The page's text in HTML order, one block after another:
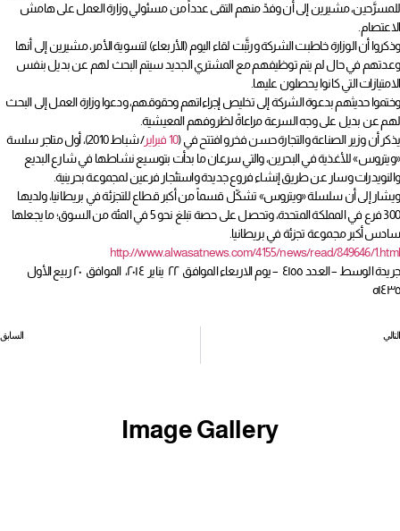
للمسرَّحين، مشيرين إلى أن وفدً منهم التقى عدداً من مسئولي وزارة العمل على هامش
الاعتصام.
وذكروا أن الوزارة خاطبت الشركة ورتَّبت لقاء اليوم (الأربعاء) لتسوية الأمر، مشيرين إلى أنها
وعدتهم في حال لم يتم توظيفهم مع المشتري الجديد سيتم البحث لهم عن بديل بنفس
الامتيازات التي كانوا يحصلون عليها.
وختموا حديثهم بدعوة الشركة إلى تخليص إجراءاتهم وحقوقهم، ودعوا وزارة العمل إلى البحث
لهم عن بديل على وجه السرعة مراعاةً لظروفهم المعيشية.
يذكر أن وزير الصناعة والتجارة حسن فخرو افتتح في (10 فبراير
/ شباط 2010)، أول متاجر سلسة
«ويتروس» للأغذية في البحرين، والتي سرعان ما بدأت بتوسيع نشاطها في شارع البديع
والنويدرات وسار عن طريق إنشاء فروع جديدة واستئجار فرعين لمجموعة بحرينية.
ويشار إلى أن سلسلة «ويتروس» تشكّل قسماً من أكبر قطاع للتجزئة في بريطانيا، ولديها
300 فرع في المملكة المتحدة، وتحصل على حصة تبلغ نحو 5 في المئة من السوق؛ ما يجعلها
سادس أكبر مجموعة تجزئة في بريطانيا.
http://www.alwasatnews.com/4155/news/read/849646/1.html
جريدة الوسط – العدد ٤١٥٥ – يوم الاربعاء الموافق ٢٢ يناير ٢٠١٤، الموافق ٢٠ ربيع الأول
١٤٣٥ه
السابق التالي
Image Gallery